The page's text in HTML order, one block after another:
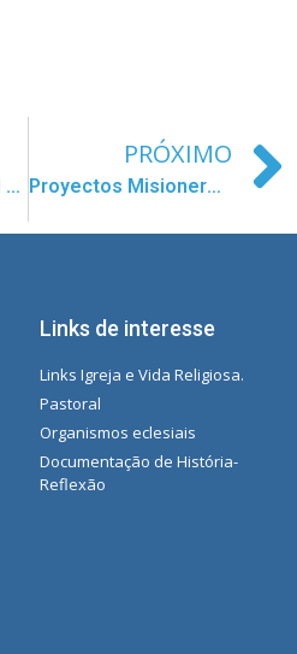
Semana Vocacional 2020
PRÓXIMO
Proyectos Misioneros Verano 2020
Links de interesse
Links Igreja e Vida Religiosa.
Pastoral
Organismos eclesiais
Documentação de História-
Reflexão